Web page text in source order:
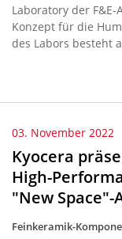
Laboratory der
Konzept für die
des Labors besteht
03. November 2022
Kyocera
High-
"New
Feinkeramik-